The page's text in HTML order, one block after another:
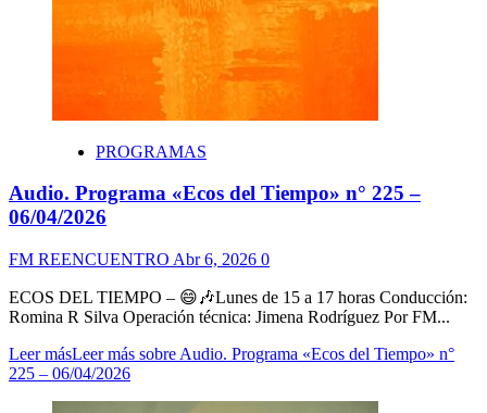
PROGRAMAS
Audio. Programa «Ecos del Tiempo» n° 225 –
06/04/2026
FM REENCUENTRO Abr 6, 2026 0
ECOS DEL TIEMPO – 😄🎶Lunes de 15 a 17 horas Conducción:
Romina R Silva Operación técnica: Jimena Rodríguez Por FM...
Leer másLeer más sobre Audio. Programa «Ecos del Tiempo» n°
225 – 06/04/2026